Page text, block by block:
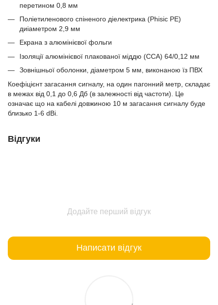
перетином 0,8 мм
Поліетиленового спіненого діелектрика (Phisic РЕ)
диіаметром 2,9 мм
Екрана з алюмінієвої фольги
Ізоляції алюмінієвої плакованої міддю (CCA) 64/0,12 мм
Зовнішньої оболонки, діаметром 5 мм, виконаною їз ПВХ
Коефіцієнт загасання сигналу, на один пагонний метр, складає
в межах від 0,1 до 0,6 Дб (в залежності від частоти). Це
означає що на кабелі довжиною 10 м загасання сигналу буде
близько 1-6 dBi.
Відгуки
Додайте перший відгук
Написати відгук